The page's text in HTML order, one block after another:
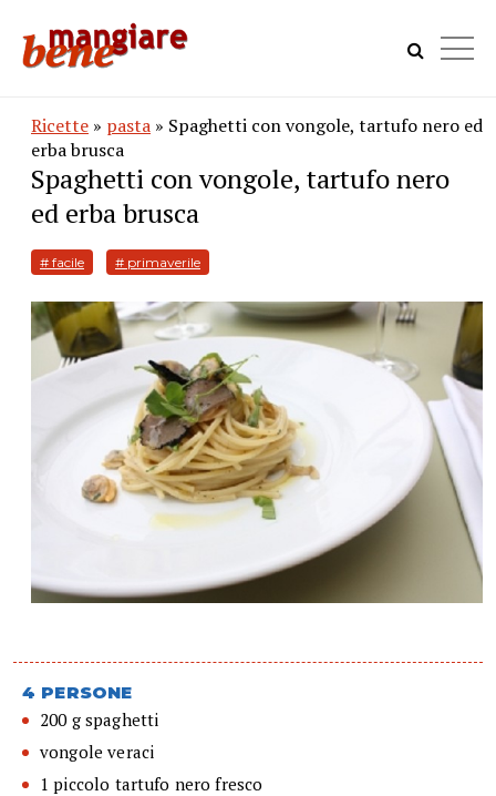
Ricette » pasta » Spaghetti con vongole, tartufo nero ed
erba brusca
Spaghetti con vongole, tartufo nero
ed erba brusca
# facile # primaverile
4 PERSONE
200 g spaghetti
vongole veraci
1 piccolo tartufo nero fresco